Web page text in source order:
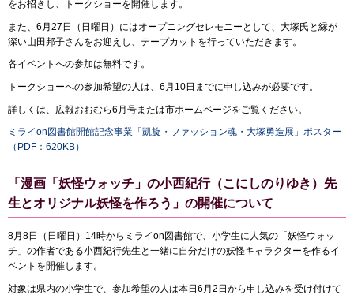
をお招きし、トークショーを開催します。
また、6月27日（日曜日）にはオープニングセレモニーとして、大塚氏と縁が
深い山田邦子さんをお迎えし、テープカットを行っていただきます。
各イベントへの参加は無料です。
トークショーへの参加希望の人は、6月10日までに申し込みが必要です。
詳しくは、広報おおむら6月号または市ホームページをご覧ください。
ミライon図書館開館記念事業「凱旋・ファッション魂・大塚勇造展」ポスター
（PDF：620KB）
「漫画「妖怪ウォッチ」の小西紀行（こにしのりゆき）先
生とオリジナル妖怪を作ろう」の開催について
8月8日（日曜日）14時からミライon図書館で、小学生に人気の「妖怪ウォッ
チ」の作者である小西紀行先生と一緒に自分だけの妖怪キャラクターを作るイ
ベントを開催します。
対象は県内の小学生で、参加希望の人は本日6月2日から申し込みを受け付けて